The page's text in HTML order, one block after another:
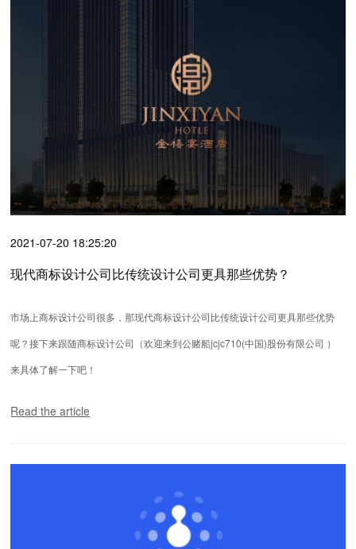
2021-07-20 18:25:20
现代商标设计公司比传统设计公司更具那些优势？
市场上商标设计公司很多，那现代商标设计公司比传统设计公司更具那些优势
呢？接下来跟随商标设计公司（欢迎来到公赌船jcjc710(中国)股份有限公司 ）
来具体了解一下吧！
Read the article